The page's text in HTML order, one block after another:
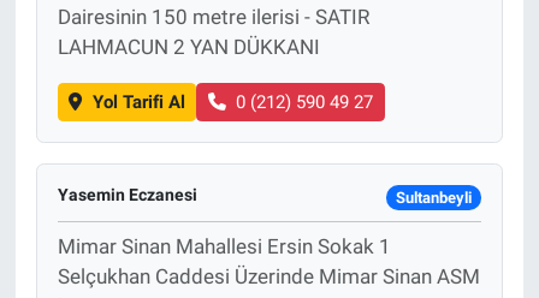
Dairesinin 150 metre ilerisi - SATIR
LAHMACUN 2 YAN DÜKKANI
Yol Tarifi Al 0 (212) 590 49 27
Yasemin Eczanesi Sultanbeyli
Mimar Sinan Mahallesi Ersin Sokak 1
Selçukhan Caddesi Üzerinde Mimar Sinan ASM